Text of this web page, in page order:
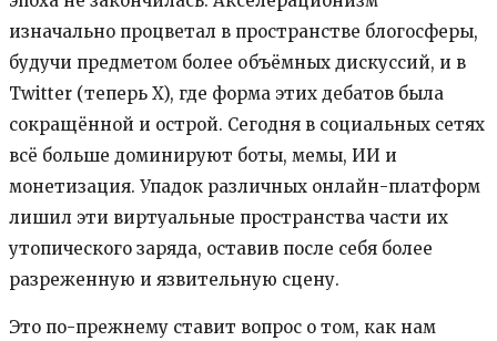
изначально процветал в пространстве блогосферы,
будучи предметом более объёмных дискуссий, и в
Twitter (теперь X), где форма этих дебатов была
сокращённой и острой. Сегодня в социальных сетях
всё больше доминируют боты, мемы, ИИ и
монетизация. Упадок различных онлайн-платформ
лишил эти виртуальные пространства части их
утопического заряда, оставив после себя более
разреженную и язвительную сцену.
Это по-прежнему ставит вопрос о том, как нам